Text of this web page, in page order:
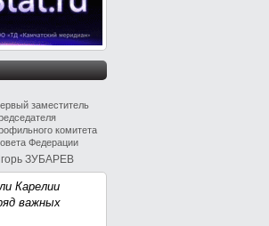
заместитель
комитета
Федерации
ЗУБАРЕВ
Карелии
важных